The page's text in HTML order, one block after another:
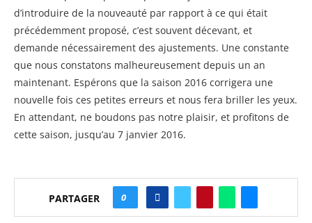
d’introduire de la nouveauté par rapport à ce qui était
précédemment proposé, c’est souvent décevant, et
demande nécessairement des ajustements. Une constante
que nous constatons malheureusement depuis un an
maintenant. Espérons que la saison 2016 corrigera une
nouvelle fois ces petites erreurs et nous fera briller les yeux.
En attendant, ne boudons pas notre plaisir, et profitons de
cette saison, jusqu’au 7 janvier 2016.
PARTAGER 0